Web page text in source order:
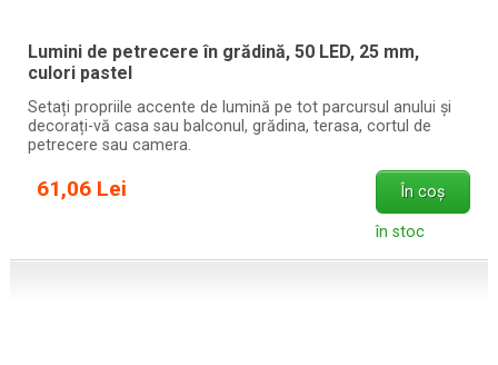
Lumini de petrecere în grădină, 50 LED, 25 mm,
culori pastel
Setați propriile accente de lumină pe tot parcursul anului și
decorați-vă casa sau balconul, grădina, terasa, cortul de
petrecere sau camera.
61,06 Lei În coș
în stoc